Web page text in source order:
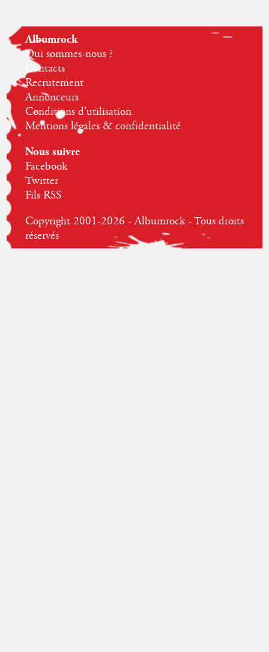
Albumrock
Qui sommes-nous ?
Contacts
Recrutement
Annonceurs
Conditions d'utilisation
Mentions légales & confidentialité
Nous suivre
Facebook
Twitter
Fils RSS
Copyright 2001-2026 - Albumrock - Tous droits
réservés